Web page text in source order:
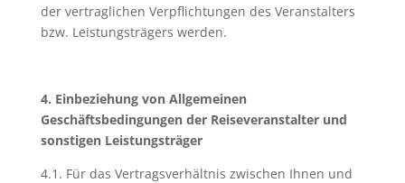
der vertraglichen Verpflichtungen des Veranstalters
bzw. Leistungsträgers werden.
4. Einbeziehung von Allgemeinen
Geschäftsbedingungen der Reiseveranstalter und
sonstigen Leistungsträger
4.1. Für das Vertragsverhältnis zwischen Ihnen und